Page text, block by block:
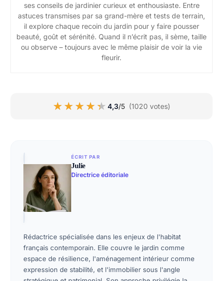
ses conseils de jardinier curieux et enthousiaste. Entre
astuces transmises par sa grand-mère et tests de terrain,
il explore chaque recoin du jardin pour y faire pousser
beauté, goût et sérénité. Quand il n’écrit pas, il sème, taille
ou observe – toujours avec le même plaisir de voir la vie
fleurir.
★★★★★
★★★★★ 4,3/5 (1020 votes)
ÉCRIT PAR
Julie
Directrice éditoriale
Rédactrice spécialisée dans les enjeux de l'habitat
français contemporain. Elle couvre le jardin comme
espace de résilience, l'aménagement intérieur comme
expression de stabilité, et l'immobilier sous l'angle